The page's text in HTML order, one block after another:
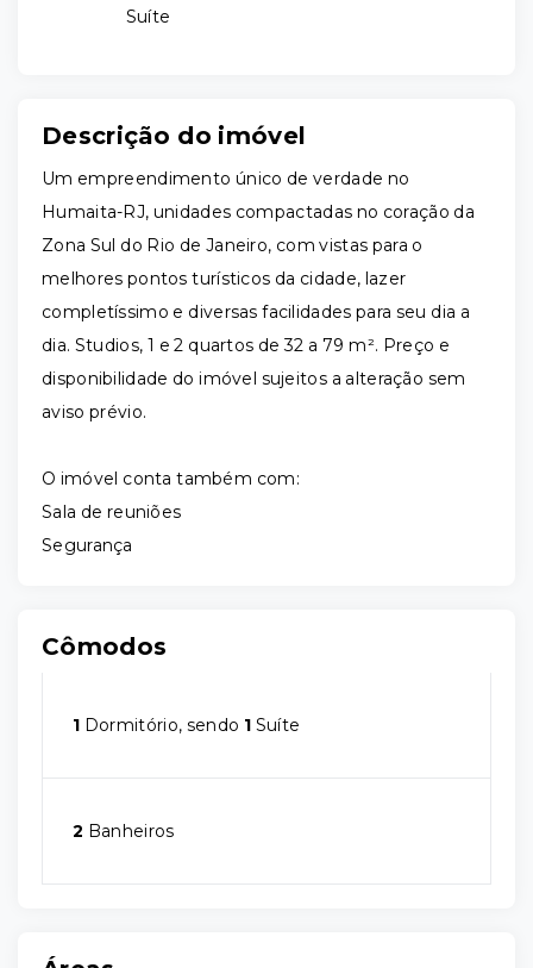
Suíte
Descrição do imóvel
Um empreendimento único de verdade no
Humaita-RJ, unidades compactadas no coração da
Zona Sul do Rio de Janeiro, com vistas para o
melhores pontos turísticos da cidade, lazer
completíssimo e diversas facilidades para seu dia a
dia. Studios, 1 e 2 quartos de 32 a 79 m². Preço e
disponibilidade do imóvel sujeitos a alteração sem
aviso prévio.
O imóvel conta também com:
Sala de reuniões
Segurança
Cômodos
1 Dormitório, sendo 1 Suíte
2 Banheiros